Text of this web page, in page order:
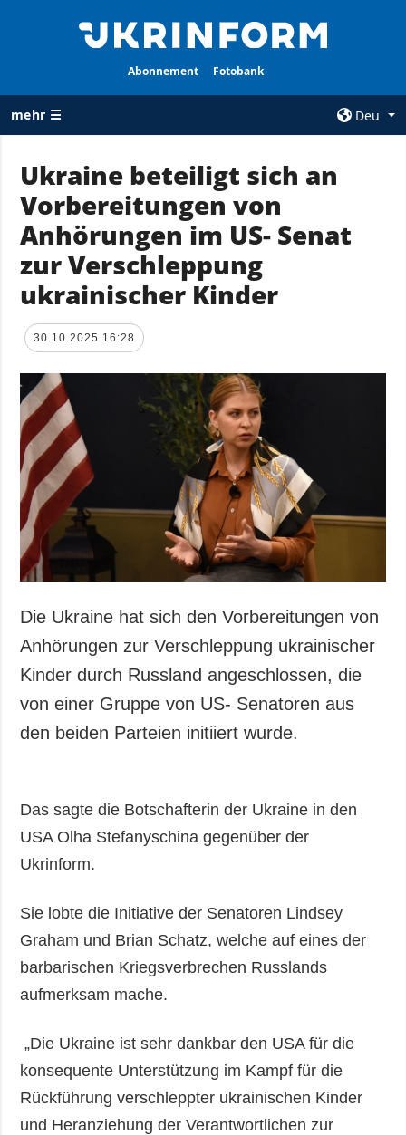
Abonnement Fotobank
mehr ☰
Deu
ALLE
RUBRIKEN
Krieg
Wiederaufbau
der Ukraine
Politik
Wirtschaft
Militär
Gesellschaft und
Kultur
Sport
Kriminalität
Notstand und
Notfälle
AGENTUR
Über uns
Kontakte
services
personenbezogener
Daten
ZUSÄTZLICH
Veröffentlichungen
Interview
Fotos
Video
LEISTUNGEN
Abonnement
Fotobank
Ukraine beteiligt sich an
Vorbereitungen von
Anhörungen im US- Senat
zur Verschleppung
ukrainischer Kinder
30.10.2025 16:28
Die Ukraine hat sich den Vorbereitungen von
Anhörungen zur Verschleppung ukrainischer
Kinder durch Russland angeschlossen, die
von einer Gruppe von US- Senatoren aus
den beiden Parteien initiiert wurde.
Das sagte die Botschafterin der Ukraine in den
USA Olha Stefanyschina gegenüber der
Ukrinform.
Sie lobte die Initiative der Senatoren Lindsey
Graham und Brian Schatz, welche auf eines der
barbarischen Kriegsverbrechen Russlands
aufmerksam mache.
„Die Ukraine ist sehr dankbar den USA für die
konsequente Unterstützung im Kampf für die
Rückführung verschleppter ukrainischen Kinder
und Heranziehung der Verantwortlichen zur